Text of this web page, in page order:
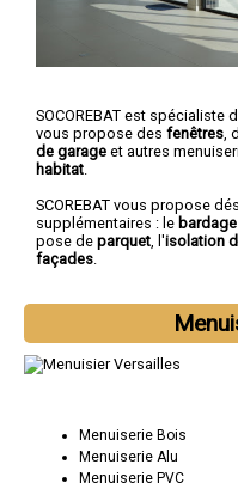
SOCOREBAT est spécialiste
vous propose des fenêtres ,
de garage et autres
habitat
SCOREBAT vous propose
supplémentaires : le bardage
pose de parquet , l'isolation
façades
Menuiserie Bois
Menuiserie Alu
Menuiserie PVC